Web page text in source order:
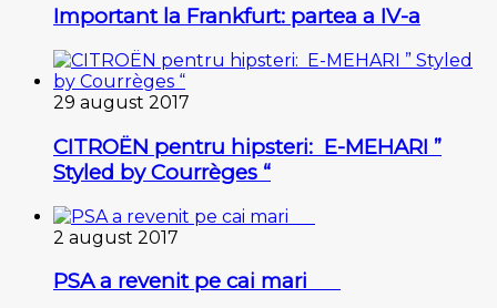
Important la Frankfurt: partea a IV-a
29 august 2017
CITROËN pentru hipsteri: E-MEHARI ”
Styled by Courrèges “
2 august 2017
PSA a revenit pe cai mari